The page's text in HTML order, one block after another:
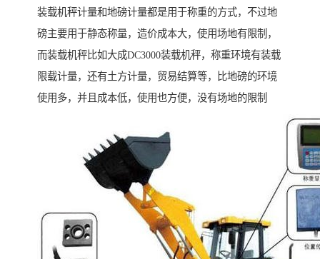
装载机秤计量和地磅计量都是用于称重的方式，不过地
磅主要用于静态称量，造价成本大，使用场地有限制，
而装载机秤比如大成DC3000装载机秤，称重环境有装载
限载计量，还有土方计量，贸易结算等，比地磅的环境
使用多，并且成本低，使用也方便，没有场地的限制